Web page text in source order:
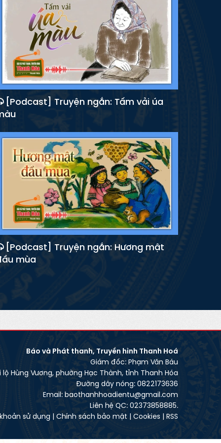
[Podcast] Truyện ngắn: Tấm vải úa
[Podcast] Truyện ngắn: Hương mật
mùa
Báo và Phát thanh, Truyền hình Thanh Hoá
Giám đốc: Phạm Văn Báu
lộ Hùng Vương, phường Hạc Thành, tỉnh Thanh Hóa
Đường dây nóng: 0822173636
Email: baothanhhoadientu@gmail.com
Liên hệ QC: 02373858885.
sử dụng | Chính sách bảo mật | Cookies | RSS